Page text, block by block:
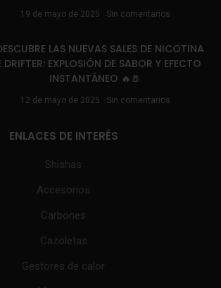
19 de mayo de 2025 Sin comentarios
LAS NUEVAS SALES DE NICOTINA
DRIFTER: EXPLOSIÓN DE SABOR Y EFECTO
INSTANTÁNEO 🔥🧂
12 de mayo de 2025 Sin comentarios
ENLACES DE INTERÉS
Shishas
Accesorios
Carbones
Cazoletas
Gestores de calor